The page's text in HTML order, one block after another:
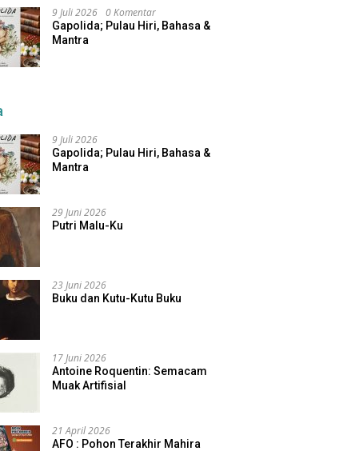
9 Juli 2026 0 Komentar
Gapolida; Pulau Hiri, Bahasa &
Mantra
9 Juli 2026
Gapolida; Pulau Hiri, Bahasa &
Mantra
29 Juni 2026
Putri Malu-Ku
23 Juni 2026
Buku dan Kutu-Kutu Buku
17 Juni 2026
Antoine Roquentin: Semacam
Muak Artifisial
21 April 2026
AFO : Pohon Terakhir Mahira